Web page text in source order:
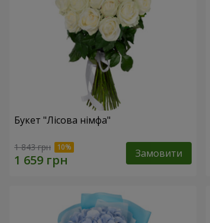
Букет "Лісова німфа"
1 843 грн Замовити